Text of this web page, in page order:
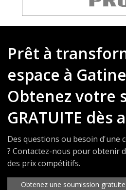
Prêt à
espace à
Obtenez votre
GRATUITE dès
Des questions ou besoin d'une
? Contactez-nous pour obtenir
des prix compétitifs.
Obtenez une soumission gratuite